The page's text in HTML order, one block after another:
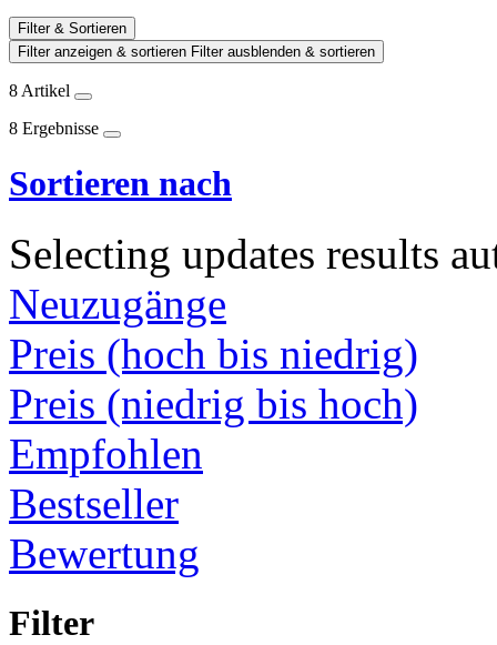
Filter & Sortieren
Filter anzeigen & sortieren Filter ausblenden & sortieren
8 Artikel
8 Ergebnisse
Sortieren nach
Selecting updates results
Neuzugänge
Preis (hoch bis niedrig)
Preis (niedrig bis hoch)
Empfohlen
Bestseller
Bewertung
Filter